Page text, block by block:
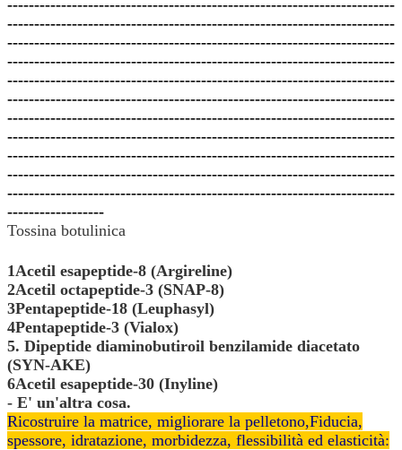
------------------------------------------------------------------------
------------------------------------------------------------------------
------------------------------------------------------------------------
------------------------------------------------------------------------
------------------------------------------------------------------------
------------------------------------------------------------------------
------------------------------------------------------------------------
------------------------------------------------------------------------
------------------------------------------------------------------------
------------------------------------------------------------------------
------------------------------------------------------------------------
------------------
Tossina botulinica
1Acetil esapeptide-8 (Argireline)
2Acetil octapeptide-3 (SNAP-8)
3Pentapeptide-18 (Leuphasyl)
4Pentapeptide-3 (Vialox)
5. Dipeptide diaminobutiroil benzilamide diacetato
(SYN-AKE)
6Acetil esapeptide-30 (Inyline)
- E' un'altra cosa.
Ricostruire la matrice, migliorare la pelletono,Fiducia,
spessore, idratazione, morbidezza, flessibilità ed elasticità: